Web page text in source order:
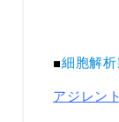
■細胞解
アジレン